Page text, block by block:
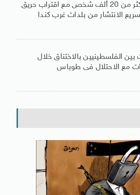
إجلاء أكثر من 20 ألف شخص مع اقتراب حريق
الانتشار من بلدات غرب كندا
بين الفلسطينيين بالاختناق خلال
مع الاحتلال فى طوباس